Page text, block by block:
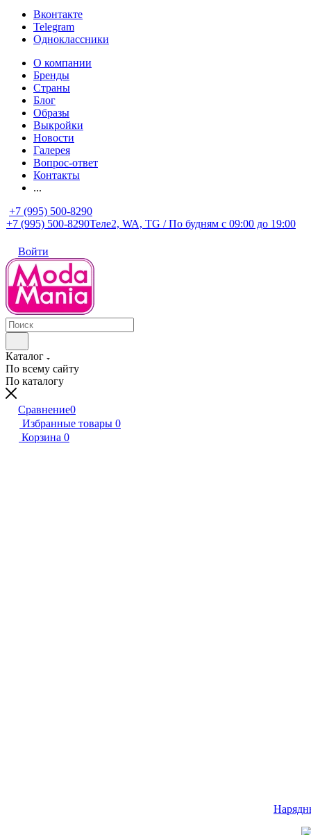
Вконтакте
Telegram
Одноклассники
О компании
Бренды
Страны
Блог
Образы
Выкройки
Новости
Галерея
Вопрос-ответ
Контакты
...
+7 (995) 500-8290
+7 (995) 500-8290Теле2, WA, TG / По будням c 09:00 до 19:00
Войти
Каталог
По всему сайту
По каталогу
Сравнение0
Избранные товары 0
Корзина 0